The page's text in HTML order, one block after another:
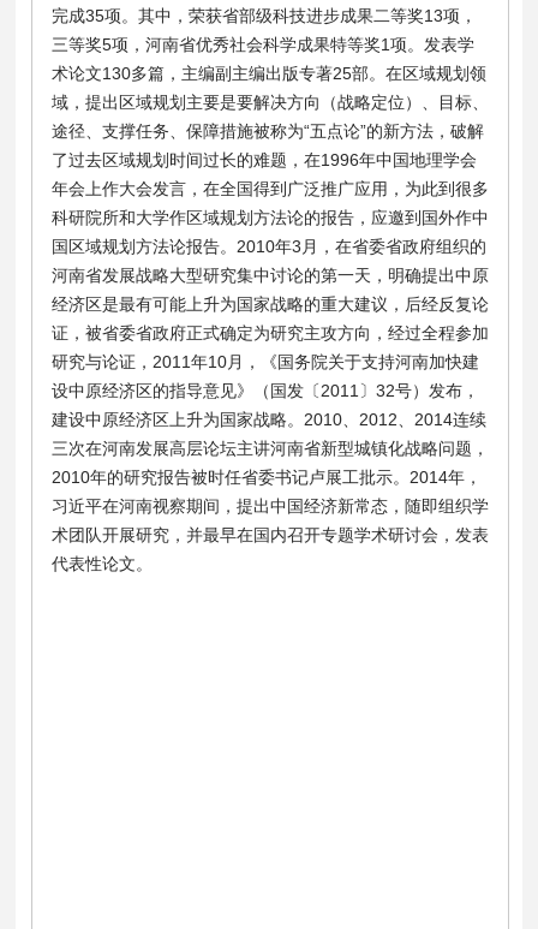
完成35项。其中，荣获省部级科技进步成果二等奖13项，
三等奖5项，河南省优秀社会科学成果特等奖1项。发表学
术论文130多篇，主编副主编出版专著25部。在区域规划领
域，提出区域规划主要是要解决方向（战略定位）、目标、
途径、支撑任务、保障措施被称为“五点论”的新方法，破解
了过去区域规划时间过长的难题，在1996年中国地理学会
年会上作大会发言，在全国得到广泛推广应用，为此到很多
科研院所和大学作区域规划方法论的报告，应邀到国外作中
国区域规划方法论报告。2010年3月，在省委省政府组织的
河南省发展战略大型研究集中讨论的第一天，明确提出中原
经济区是最有可能上升为国家战略的重大建议，后经反复论
证，被省委省政府正式确定为研究主攻方向，经过全程参加
研究与论证，2011年10月，《国务院关于支持河南加快建
设中原经济区的指导意见》（国发〔2011〕32号）发布，
建设中原经济区上升为国家战略。2010、2012、2014连续
三次在河南发展高层论坛主讲河南省新型城镇化战略问题，
2010年的研究报告被时任省委书记卢展工批示。2014年，
习近平在河南视察期间，提出中国经济新常态，随即组织学
术团队开展研究，并最早在国内召开专题学术研讨会，发表
代表性论文。